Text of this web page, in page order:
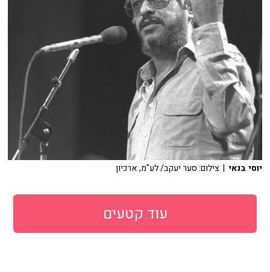
יוסי בנאי | צילום: סער יעקב/ לע"מ, ארכיון
עוד קטעים